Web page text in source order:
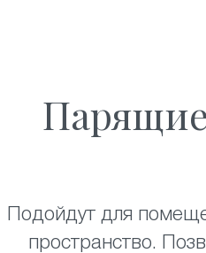
Подойдут для
пространство.